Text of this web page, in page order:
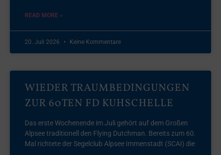
READ MORE »
20. Juli 2026 Keine Kommentare
WIEDER TRAUMBEDINGUNGEN
ZUR 60TEN FD KUHSCHELLE
Das erste Wochenende im Juli gehört auf dem Großen
Alpsee traditionell den Flying Dutchman. Bereits zum 60.
Mal richtete der Segelclub Alpsee Immenstadt (SCAI) die